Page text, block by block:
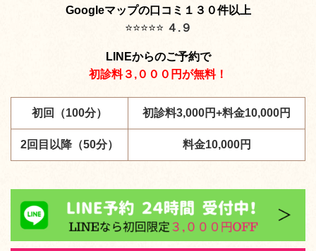
Googleマップの口コミ１３０件以上
⭐️⭐️⭐️⭐️⭐️ ４.９
LINEからのご予約で
初診料３,０００円が無料！
初回（100分） 初診料3,000円+料金10,000円
2回目以降（50分） 料金10,000円